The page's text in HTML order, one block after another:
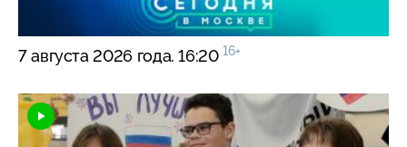
7 августа 2026 года. 16:20 16+